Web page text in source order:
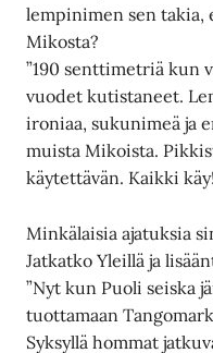
lempinimen sen takia,
Mikosta?
”190 senttimetriä kun
vuodet kutistaneet.
ironiaa, sukunimeä ja
muista Mikoista.
käytettävän. Kaikki
Minkälaisia ajatuksia
Jatkatko Yleillä ja
”Nyt kun Puoli seiska
tuottamaan
Syksyllä hommat